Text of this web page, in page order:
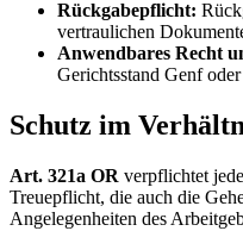
Rückgabepflicht:
vertraulichen
Anwendbares Recht
Gerichtsstand Genf
Schutz im
Art. 321a OR verpflichtet
Treuepflicht, die auch die
Angelegenheiten des